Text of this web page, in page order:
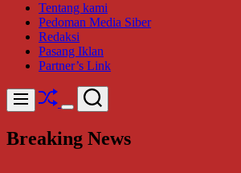
Tentang kami
Pedoman Media Siber
Redaksi
Pasang Iklan
Partner’s Link
Menu Shuffle
Switch
mode
Search
Breaking News